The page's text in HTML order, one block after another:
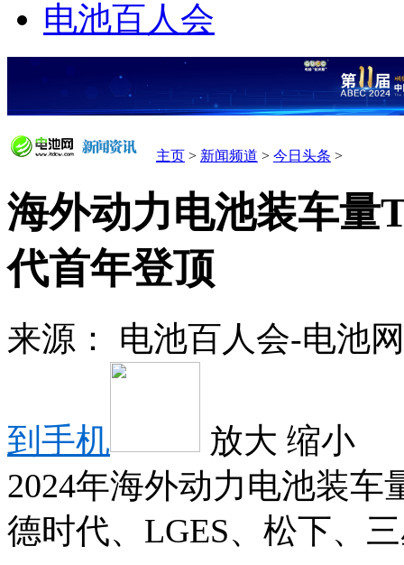
电池百人会
主页 > 新闻频道 > 今日头条 >
海外动力电池装车量
代首年登顶
来源： 电池百人会-电池
到手机 放大 缩小
2024年海外动力电池装车
德时代、LGES、松下、